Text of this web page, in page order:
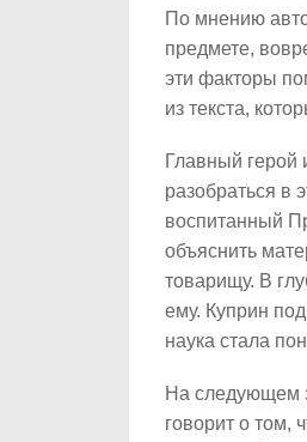
По мнению
предмете,
эти факторы
из текста,
Главный герой
разобраться в
воспитанный
объяснить
товарищу. В
ему. Куприн
наука стала
На следующем
говорит о том,